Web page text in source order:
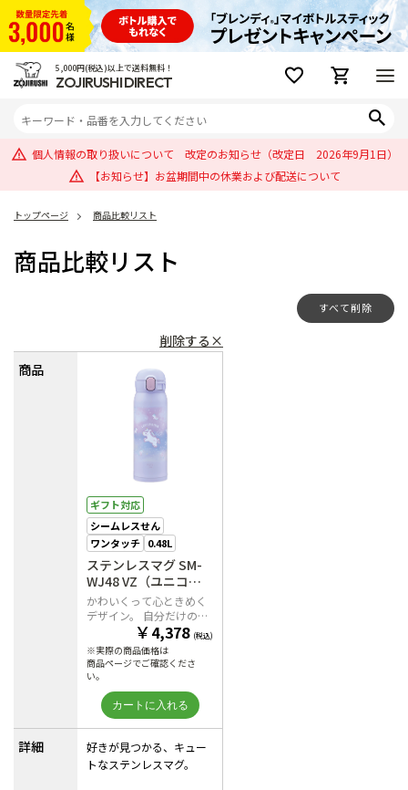
5,000円(税込)以上で送料無料！
ZOJIRUSHI DIRECT
個人情報の取り扱いについて 改定のお知らせ（改定日 2026年9月1日）
【お知らせ】お盆期間中の休業および配送について
トップページ 商品比較リスト
商品比較リスト
すべて削除
商品
詳細
削除する×
ギフト対応
シームレスせん
ワンタッチ 0.48L
ステンレスマグ SM-
WJ48 VZ（ユニコー
ンパープル）
かわいくって心ときめく
デザイン。 自分だけの
「好き」を見つけて一緒
に出かけよう。
￥4,378 (税込)
※実際の商品価格は
商品ページでご確認くださ
い。
好きが見つかる、 キュー
トなステンレスマグ。